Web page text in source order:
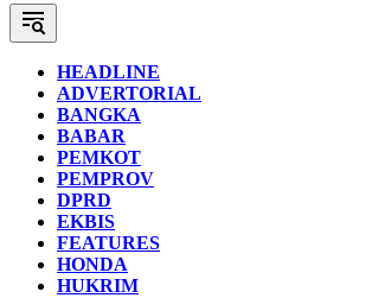
HEADLINE
ADVERTORIAL
BANGKA
BABAR
PEMKOT
PEMPROV
DPRD
EKBIS
FEATURES
HONDA
HUKRIM